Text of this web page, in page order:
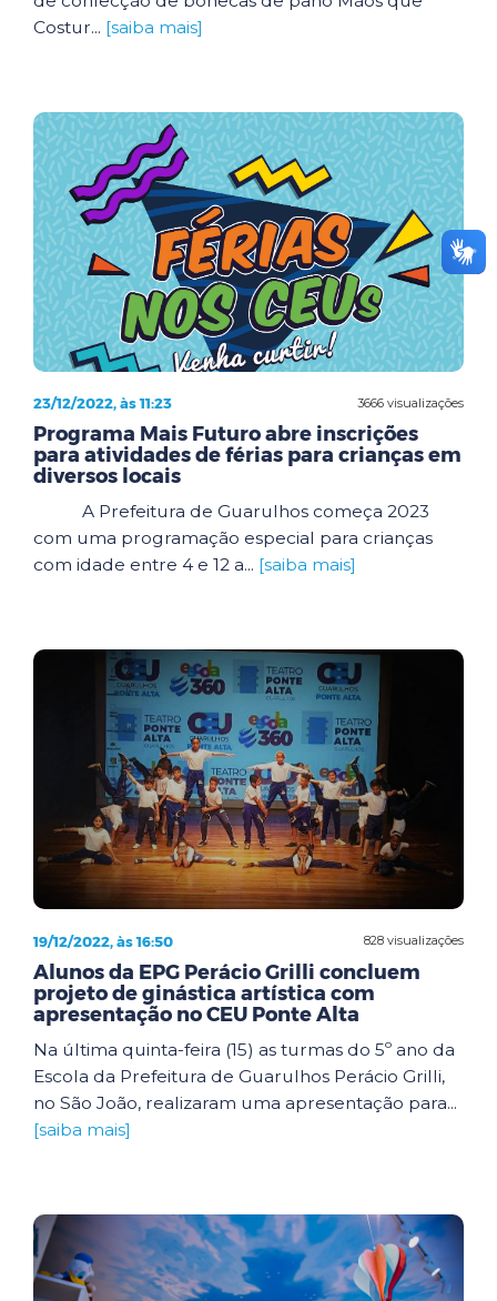
Costur... [saiba mais]
3666 visualizações
23/12/2022, às 11:23
Programa Mais Futuro abre inscrições
para atividades de férias para crianças em
diversos locais
A Prefeitura de Guarulhos começa 2023
com uma programação especial para crianças
com idade entre 4 e 12 a... [saiba mais]
828 visualizações
19/12/2022, às 16:50
Alunos da EPG Perácio Grilli concluem
projeto de ginástica artística com
apresentação no CEU Ponte Alta
Na última quinta-feira (15) as turmas do 5º ano da
Escola da Prefeitura de Guarulhos Perácio Grilli,
no São João, realizaram uma apresentação para...
[saiba mais]